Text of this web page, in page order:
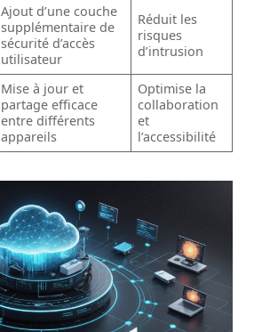
Ajout d’une couche
supplémentaire de
sécurité d’accès
utilisateur
Réduit les
risques
d’intrusion
Mise à jour et
partage efficace
entre différents
appareils
Optimise la
collaboration
et
l’accessibilité